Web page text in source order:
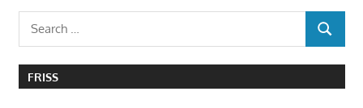
Search
SEARCH
FRISS